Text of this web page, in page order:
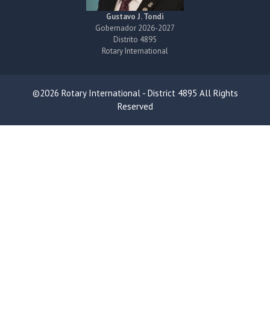
Gustavo J. Tondi
Gobernador 2026-2027
Distrito 4895
Rotary International
©2026 Rotary International - District 4895 All Rights
Reserved